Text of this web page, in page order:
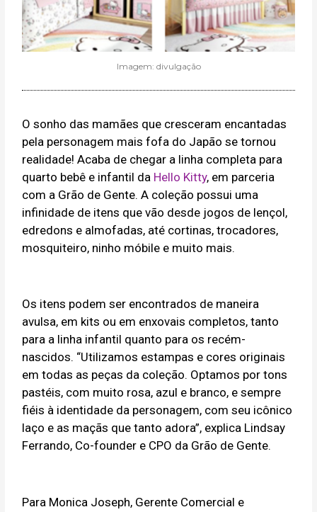
Imagem: divulgação
O sonho das mamães que cresceram encantadas
pela personagem mais fofa do Japão se tornou
realidade! Acaba de chegar a linha completa para
quarto bebê e infantil da Hello Kitty, em parceria
com a Grão de Gente. A coleção possui uma
infinidade de itens que vão desde jogos de lençol,
edredons e almofadas, até cortinas, trocadores,
mosquiteiro, ninho móbile e muito mais.
Os itens podem ser encontrados de maneira
avulsa, em kits ou em enxovais completos, tanto
para a linha infantil quanto para os recém-
nascidos. “Utilizamos estampas e cores originais
em todas as peças da coleção. Optamos por tons
pastéis, com muito rosa, azul e branco, e sempre
fiéis à identidade da personagem, com seu icônico
laço e as maçãs que tanto adora”, explica Lindsay
Ferrando, Co-founder e CPO da Grão de Gente.
Para Monica Joseph, Gerente Comercial e